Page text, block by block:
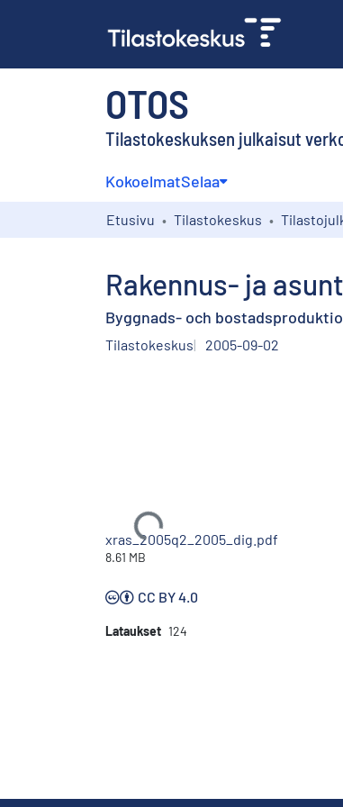
OTOS
Tilastokeskuksen julkaisut
KokoelmatSelaa
Etusivu Tilastokeskus
Rakennus- ja
Byggnads- och
Tilastokeskus 2005-09-02
Ladataan...
xras_2005q2_2005_dig.pdf
8.61 MB
CC BY 4.0
Lataukset 124